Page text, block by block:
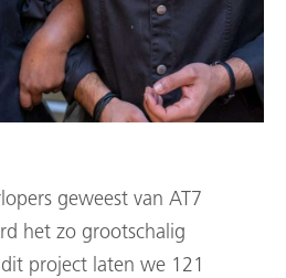
geweest van AT7
het zo grootschalig
project laten we 121